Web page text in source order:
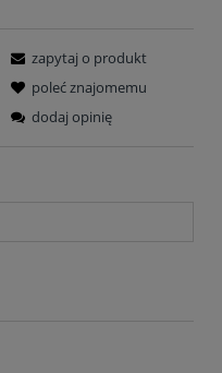
zapytaj o produkt
poleć znajomemu
dodaj opinię